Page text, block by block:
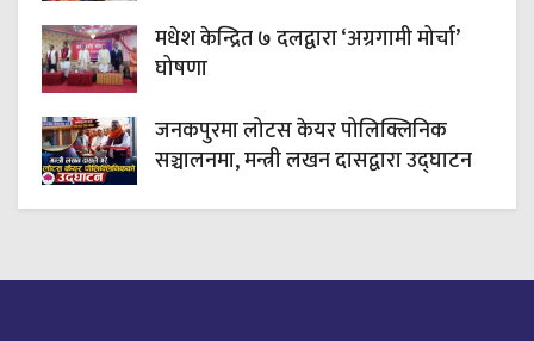
मधेश केन्द्रित ७ दलद्वारा ‘अग्रगामी मोर्चा’
घोषणा
जनकपुरमा लोटस केयर पोलिक्लिनिक
सञ्चालनमा, मन्त्री लखन दासद्वारा उद्घाटन